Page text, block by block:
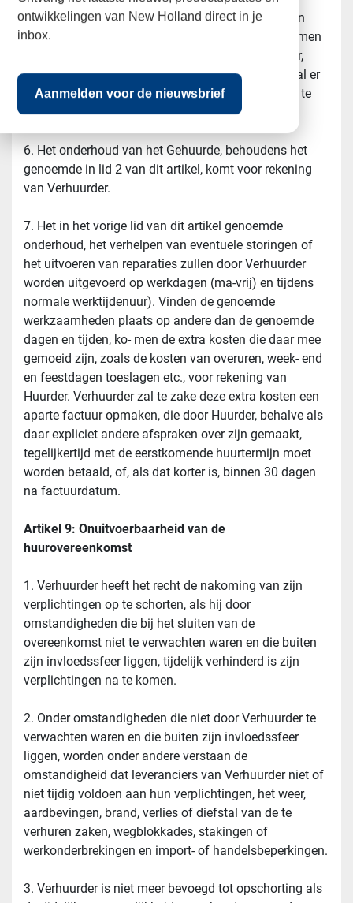
voorafgaande toestemming van Verhuurder. Indien
Verhuurder geen toe- stemming heeft gegeven, komen
de kosten van reparatie voor rekening van Huurder,
onverminderd het recht van Verhuurder om in geval er
sprake is van schade volledige schadevergoeding te
vorderen.
6. Het onderhoud van het Gehuurde, behoudens het
genoemde in lid 2 van dit artikel, komt voor rekening
van Verhuurder.
7. Het in het vorige lid van dit artikel genoemde
onderhoud, het verhelpen van eventuele storingen of
het uitvoeren van reparaties zullen door Verhuurder
worden uitgevoerd op werkdagen (ma-vrij) en tijdens
normale werktijdenuur). Vinden de genoemde
werkzaamheden plaats op andere dan de genoemde
dagen en tijden, ko- men de extra kosten die daar mee
gemoeid zijn, zoals de kosten van overuren, week- end
en feestdagen toeslagen etc., voor rekening van
Huurder. Verhuurder zal te zake deze extra kosten een
aparte factuur opmaken, die door Huurder, behalve als
daar expliciet andere afspraken over zijn gemaakt,
tegelijkertijd met de eerstkomende huurtermijn moet
worden betaald, of, als dat korter is, binnen 30 dagen
na factuurdatum.
Artikel 9: Onuitvoerbaarheid van de
huurovereenkomst
1. Verhuurder heeft het recht de nakoming van zijn
verplichtingen op te schorten, als hij door
omstandigheden die bij het sluiten van de
overeenkomst niet te verwachten waren en die buiten
zijn invloedssfeer liggen, tijdelijk verhinderd is zijn
verplichtingen na te komen.
2. Onder omstandigheden die niet door Verhuurder te
verwachten waren en die buiten zijn invloedssfeer
liggen, worden onder andere verstaan de
omstandigheid dat leveranciers van Verhuurder niet of
niet tijdig voldoen aan hun verplichtingen, het weer,
aardbevingen, brand, verlies of diefstal van de te
verhuren zaken, wegblokkades, stakingen of
werkonderbrekingen en import- of handelsbeperkingen.
3. Verhuurder is niet meer bevoegd tot opschorting als
ontwikkelingen van New Holland direct in je
inbox.
Aanmelden voor de nieuwsbrief